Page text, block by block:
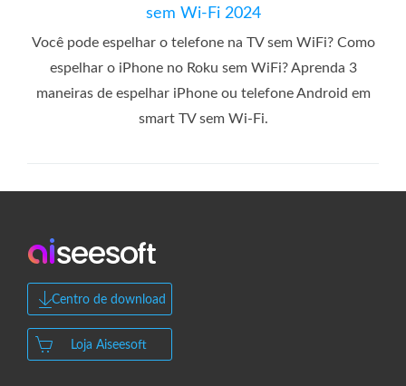
sem Wi-Fi 2024
Você pode espelhar o telefone na TV sem WiFi? Como
espelhar o iPhone no Roku sem WiFi? Aprenda 3
maneiras de espelhar iPhone ou telefone Android em
smart TV sem Wi-Fi.
Centro de download
Loja Aiseesoft